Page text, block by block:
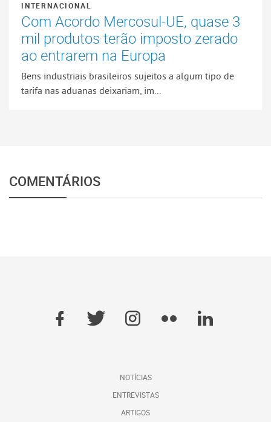
INTERNACIONAL
Com Acordo Mercosul-UE, quase 3
mil produtos terão imposto zerado
ao entrarem na Europa
Bens industriais brasileiros sujeitos a algum tipo de
tarifa nas aduanas deixariam, im...
COMENTÁRIOS
NOTÍCIAS
ENTREVISTAS
ARTIGOS